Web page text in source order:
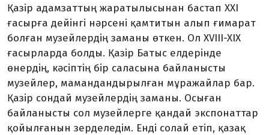
Қазір адамзаттың жараты­лысынан бастап ХХІ
ғасырға дейінгі нәрсені қамтитын алып ғимарат
болған музейлердің заманы өткен. Ол XVIII-XIX
ғасырларда болды. Қазір Батыс елдерінде
өнердің, кәсіптің бір саласына байланысты
музейлер, мамандандырылған мұражайлар бар.
Қазір сондай музейлердің заманы. Осыған
байланысты сол музейлерге қандай экспонаттар
қойылғанын зерделедім. Енді солай етіп, қазақ